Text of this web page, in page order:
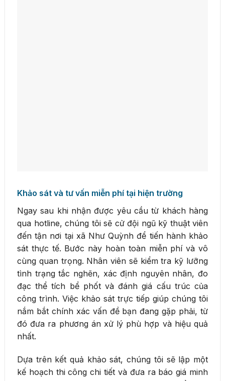
Khảo sát và tư vấn miễn phí tại hiện trường
Ngay sau khi nhận được yêu cầu từ khách hàng
qua hotline, chúng tôi sẽ cử đội ngũ kỹ thuật viên
đến tận nơi tại xã Như Quỳnh để tiến hành khảo
sát thực tế. Bước này hoàn toàn miễn phí và vô
cùng quan trọng. Nhân viên sẽ kiểm tra kỹ lưỡng
tình trạng tắc nghẽn, xác định nguyên nhân, đo
đạc thể tích bể phốt và đánh giá cấu trúc của
công trình. Việc khảo sát trực tiếp giúp chúng tôi
nắm bắt chính xác vấn đề bạn đang gặp phải, từ
đó đưa ra phương án xử lý phù hợp và hiệu quả
nhất.
Dựa trên kết quả khảo sát, chúng tôi sẽ lập một
kế hoạch thi công chi tiết và đưa ra báo giá minh